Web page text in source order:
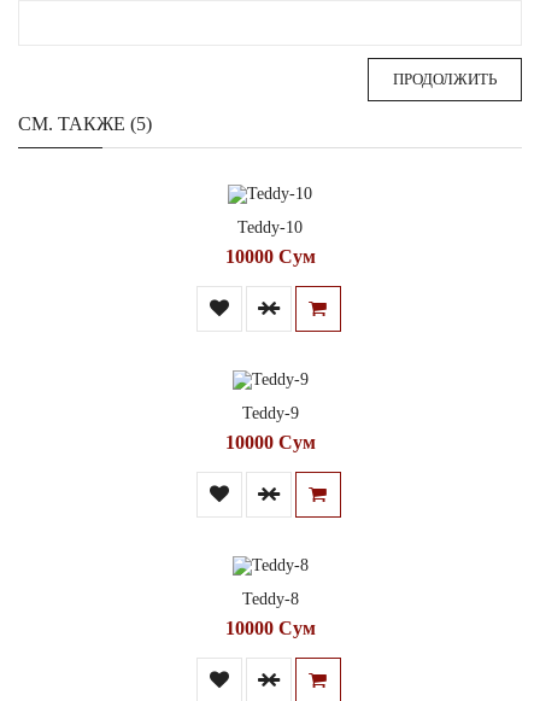
ПРОДОЛЖИТЬ
СМ. ТАКЖЕ (5)
Teddy-10
10000 Сум
Teddy-9
10000 Сум
Teddy-8
10000 Сум